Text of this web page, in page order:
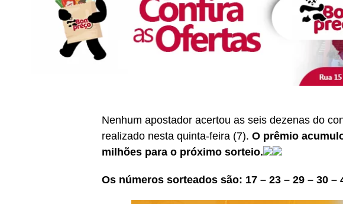
Nenhum apostador acertou as seis dezenas do
realizado nesta quinta-feira (7). O prêmio
milhões para o próximo sorteio.
Os números sorteados são: 17 – 23 – 29 – 30 –